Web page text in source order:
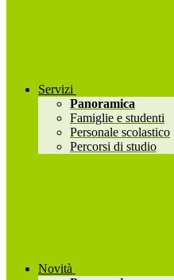
Servizi
Panoramica
Famiglie e studenti
Personale scolastico
Percorsi di studio
Novità